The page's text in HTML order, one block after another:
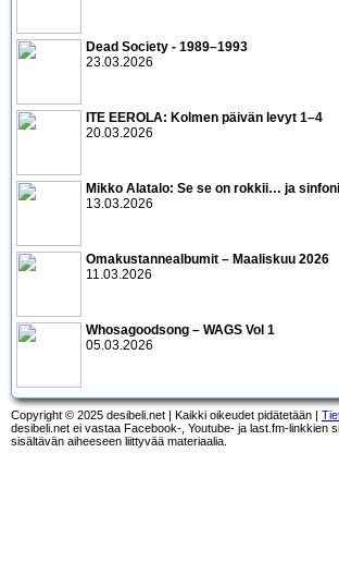
Dead Society - 1989–1993
23.03.2026
ITE EEROLA: Kolmen päivän levyt 1–4
20.03.2026
Mikko Alatalo: Se se on rokkii… ja
13.03.2026
Omakustannealbumit – Maaliskuu 2026
11.03.2026
Whosagoodsong – WAGS Vol 1
05.03.2026
Copyright © 2025 desibeli.net | Kaikki oikeudet pidätetään |
desibeli.net ei vastaa Facebook-, Youtube- ja last.fm-linkkien
sisältävän aiheeseen liittyvää materiaalia.